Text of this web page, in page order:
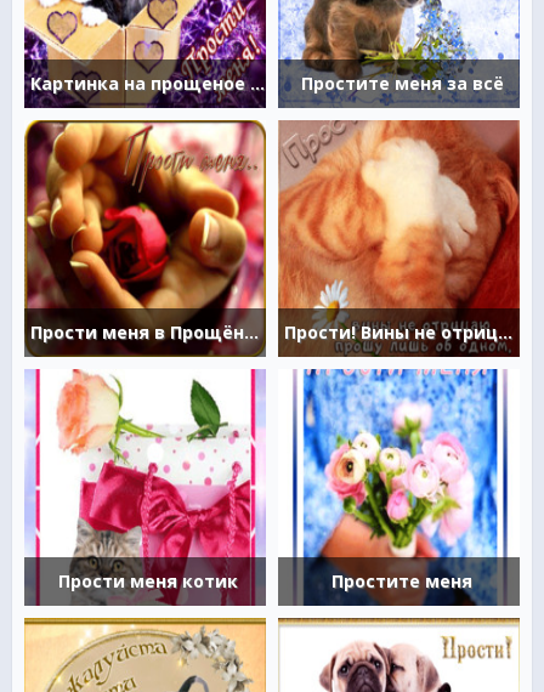
Картинка на прощеное воскресенье Простите меня за всё
Прости меня в Прощённое Воскресенье Прости! Вины не отрицаю...
Прости меня котик Простите меня